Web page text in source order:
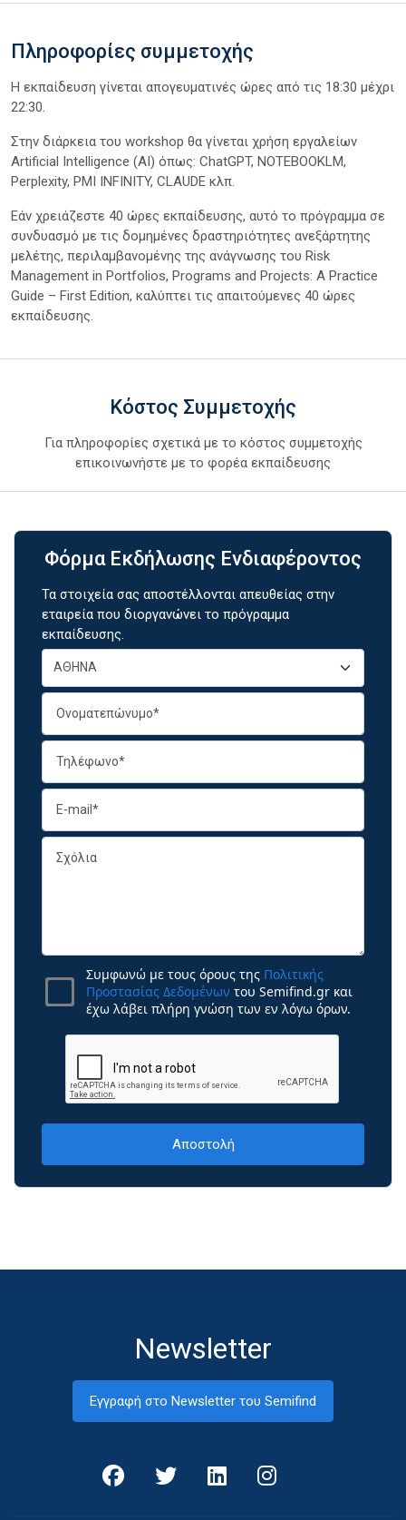
Πληροφορίες συμμετοχής
Η εκπαίδευση γίνεται απογευματινές ώρες από τις 18:30 μέχρι
22:30.
Στην διάρκεια του workshop θα γίνεται χρήση εργαλείων
Artificial Intelligence (AI) όπως: ChatGPT, NOTEBOOKLM,
Perplexity, PMI INFINITY, CLAUDE κλπ.
Εάν χρειάζεστε 40 ώρες εκπαίδευσης, αυτό το πρόγραμμα σε
συνδυασμό με τις δομημένες δραστηριότητες ανεξάρτητης
μελέτης, περιλαμβανομένης της ανάγνωσης του Risk
Management in Portfolios, Programs and Projects: A Practice
Guide – First Edition, καλύπτει τις απαιτούμενες 40 ώρες
εκπαίδευσης.
Κόστος Συμμετοχής
Για πληροφορίες σχετικά με το κόστος συμμετοχής
επικοινωνήστε με το φορέα εκπαίδευσης
Φόρμα Εκδήλωσης Ενδιαφέροντος
Τα στοιχεία σας αποστέλλονται απευθείας στην
εταιρεία που διοργανώνει το πρόγραμμα
εκπαίδευσης.
Συμφωνώ με τους όρους της Πολιτικής
Προστασίας Δεδομένων του Semifind.gr και
έχω λάβει πλήρη γνώση των εν λόγω όρων.
Newsletter
Εγγραφή στο Newsletter του Semifind